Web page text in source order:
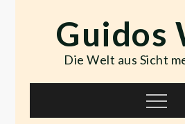
contentGuidos
Die Welt aus Sicht
Menu